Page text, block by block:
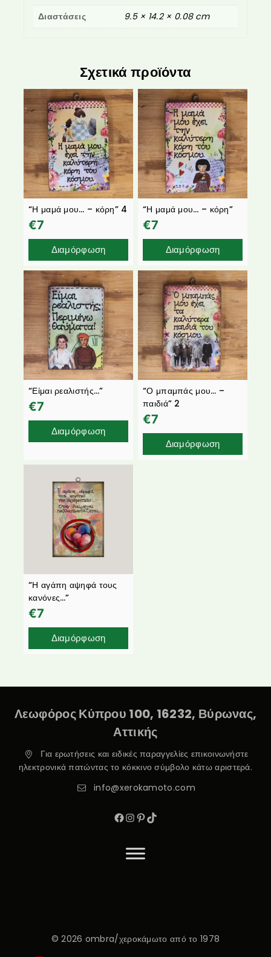
Διαστάσεις
9.5 × 14.2 × 0.08 cm
Σχετικά προϊόντα
“Η μαμά μου… – κόρη” 4
€7
Διαμόρφωση
“Η μαμά μου… – κόρη”
€7
Διαμόρφωση
“Είμαι ρεαλιστής…”
€7
Διαμόρφωση
“Ο μπαμπάς μου… –
παιδιά” 2
€7
Διαμόρφωση
“Η αγάπη αψηφά τους
κανόνες…”
€7
Διαμόρφωση
Λεωφόρος Κύπρου 100, 16232, Βύρωνας,
Αττικής
Για ερωτήσεις και ειδικές παραγγελίες επικοινωνήστε
ηλεκτρονικά πατώντας το κόκκινο σύμβολο κάτω αριστερά.
info@xerokamoto.com
© 2026 ombra/χεροκάμωτο από το 1978